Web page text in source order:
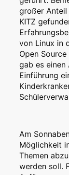
großer Anteil
KITZ
von Linux in
Open
gab es einen
Einführung
Am
Möglichkeit
Themen
werden soll.